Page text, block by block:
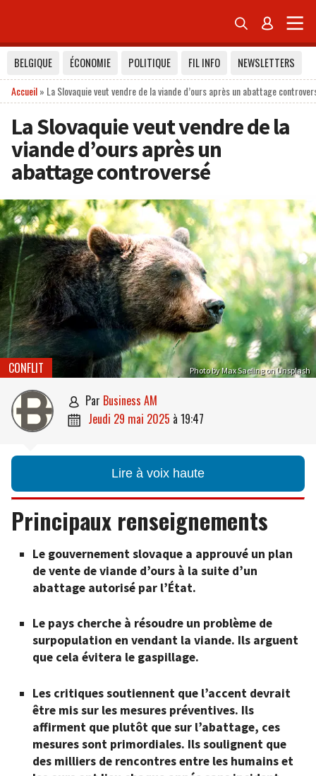
 
BELGIQUE ÉCONOMIE POLITIQUE FIL INFO
NEWSLETTERS
Accueil» La Slovaquie veut vendre de la viande d’ours après un abattage
La Slovaquie veut vendre de la
viande d’ours après un
abattage controversé
Photo by Max Saeling on Unsplash
CONFLIT
 par Business AM
 jeudi 29 mai 2025 à 19:47
Lire à voix haute
Principaux renseignements
Le gouvernement slovaque a approuvé un plan
de vente de viande d’ours à la suite d’un
abattage autorisé par l’État.
Le pays cherche à résoudre un problème de
surpopulation en vendant la viande. Ils arguent
que cela évitera le gaspillage.
Les critiques soutiennent que l’accent devrait
être mis sur les mesures préventives. Ils
affirment que plutôt que sur l’abattage, ces
mesures sont primordiales. Ils soulignent que
des milliers de rencontres entre les humains et